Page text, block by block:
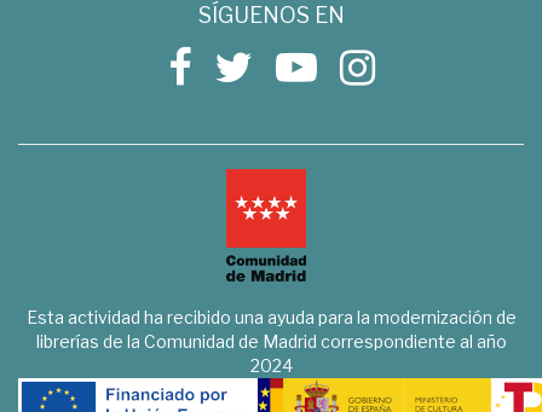
SÍGUENOS EN
Esta actividad ha recibido una ayuda para la modernización de
librerías de la Comunidad de Madrid correspondiente al año
2024